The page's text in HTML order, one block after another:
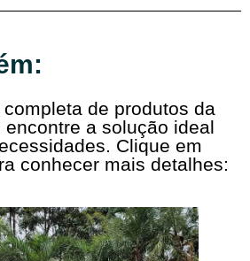
de produtos da
encontre a solução ideal
Clique em
conhecer mais detalhes: